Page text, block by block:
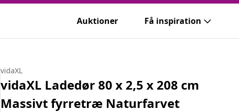
Auktioner Få inspiration
vidaXL
vidaXL Ladedør 80 x 2,5 x 208 cm
Massivt fyrretræ Naturfarvet